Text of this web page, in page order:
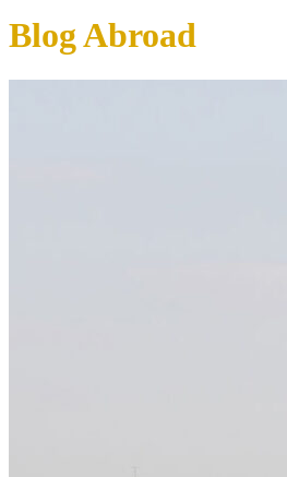
Blog Abroad